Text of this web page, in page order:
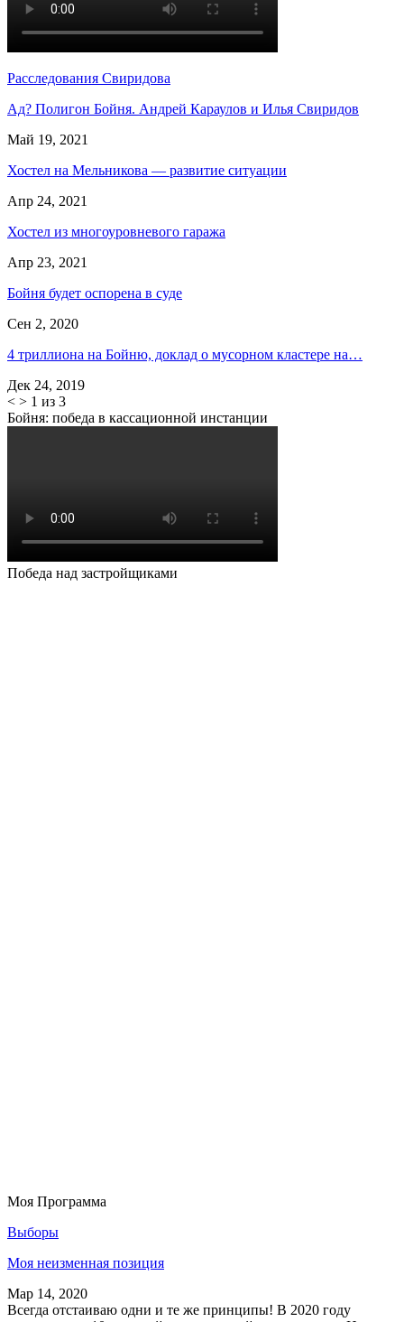
Расследования Свиридова
Ад? Полигон Бойня. Андрей Караулов и Илья Свиридов
Май 19, 2021
Хостел на Мельникова — развитие ситуации
Апр 24, 2021
Хостел из многоуровневого гаража
Апр 23, 2021
Бойня будет оспорена в суде
Сен 2, 2020
4 триллиона на Бойню, доклад о мусорном кластере на…
Дек 24, 2019
< > 1 из 3
Бойня: победа в кассационной инстанции
Победа над застройщиками
Моя Программа
Выборы
Моя неизменная позиция
Мар 14, 2020
Всегда отстаиваю одни и те же принципы! В 2020 году